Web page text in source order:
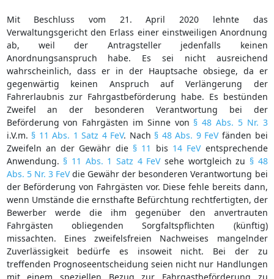
Mit Beschluss vom 21. April 2020 lehnte das
Verwaltungsgericht den Erlass einer einstweiligen Anordnung
ab, weil der Antragsteller jedenfalls keinen
Anordnungsanspruch habe. Es sei nicht ausreichend
wahrscheinlich, dass er in der Hauptsache obsiege, da er
gegenwärtig keinen Anspruch auf Verlängerung der
Fahrerlaubnis zur Fahrgastbeförderung habe. Es bestünden
Zweifel an der besonderen Verantwortung bei der
Beförderung von Fahrgästen im Sinne von § 48 Abs. 5 Nr. 3
i.V.m. § 11 Abs. 1 Satz 4 FeV. Nach § 48 Abs. 9 FeVfänden bei
Zweifeln an der Gewähr die § 11 bis 14 FeVentsprechende
Anwendung. § 11 Abs. 1 Satz 4 FeVsehe wortgleich zu § 48
Abs. 5 Nr. 3 FeVdie Gewähr der besonderen Verantwortung bei
der Beförderung von Fahrgästen vor. Diese fehle bereits dann,
wenn Umstände die ernsthafte Befürchtung rechtfertigten, der
Bewerber werde die ihm gegenüber den anvertrauten
Fahrgästen obliegenden Sorgfaltspflichten (künftig)
missachten. Eines zweifelsfreien Nachweises mangelnder
Zuverlässigkeit bedürfe es insoweit nicht. Bei der zu
treffenden Prognoseentscheidung seien nicht nur Handlungen
mit einem speziellen Bezug zur Fahrgastbeförderung zu